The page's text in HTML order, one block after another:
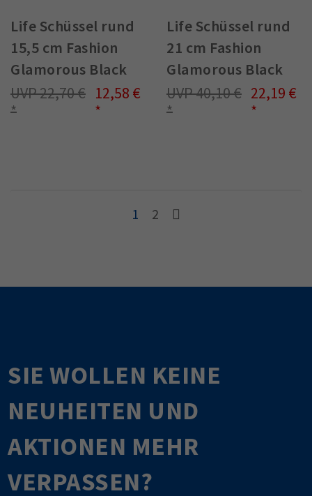
Life Schüssel rund
15,5 cm Fashion
Glamorous Black
22,70 € 12,58 €
Life Schüssel rund
21 cm Fashion
Glamorous Black
40,10 € 22,19 €
1 2
SIE WOLLEN KEINE
NEUHEITEN UND
AKTIONEN MEHR
VERPASSEN?